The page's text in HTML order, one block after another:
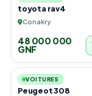
toyota rav4
Conakry
48 000 000
GNF
VOITURES
Peugeot 308